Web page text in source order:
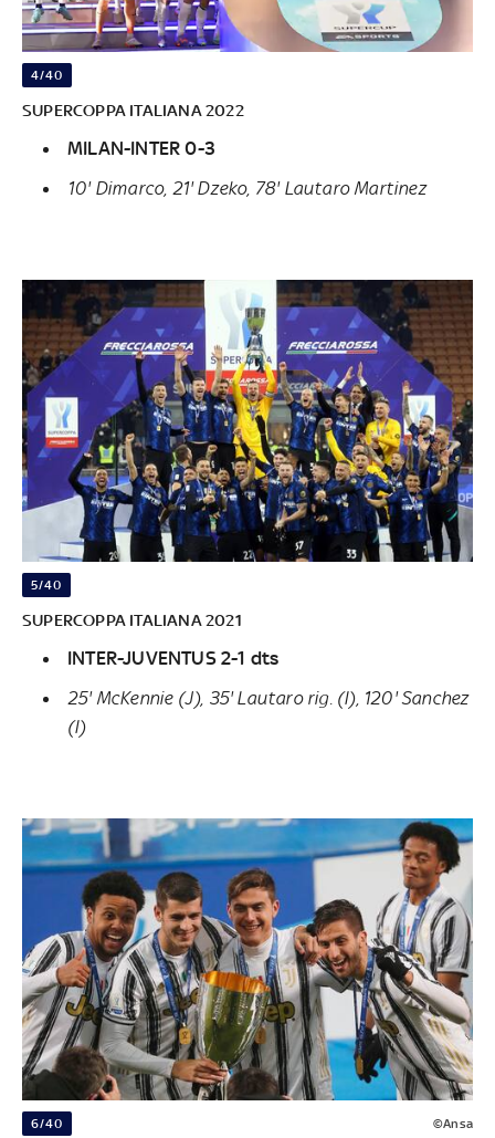
4/40
SUPERCOPPA ITALIANA 2022
MILAN-INTER 0-3
10' Dimarco, 21' Dzeko, 78' Lautaro Martinez
5/40
SUPERCOPPA ITALIANA 2021
INTER-JUVENTUS 2-1 dts
25' McKennie (J), 35' Lautaro rig. (I), 120' Sanchez
(I)
6/40 ©Ansa